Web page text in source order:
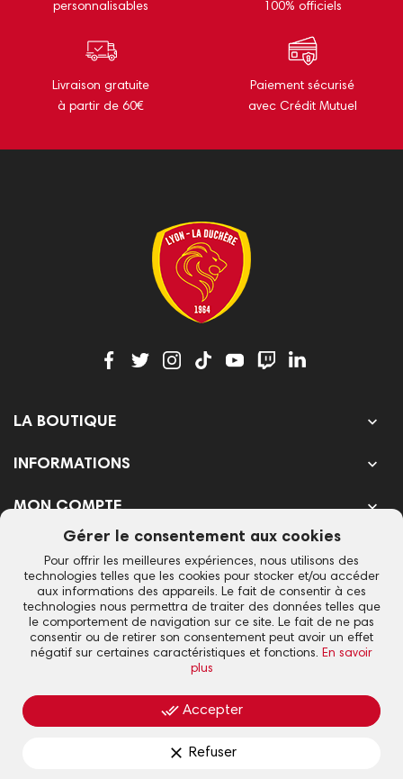
personnalisables
100% officiels
Livraison gratuite
à partir de 60€
Paiement sécurisé
avec Crédit Mutuel
LA BOUTIQUE 
INFORMATIONS 
MON COMPTE 
Votre adresse e-mail est uniquement utilisée pour vous envoyer notre
newsletter et des informations sur les activités de Lyon La Duchère. Vous
pouvez toujours utiliser le lien de désinscription inclus dans la newsletter.
Gérer le consentement aux cookies
Pour offrir les meilleures expériences, nous utilisons des
technologies telles que les cookies pour stocker et/ou accéder
aux informations des appareils. Le fait de consentir à ces
technologies nous permettra de traiter des données telles que
le comportement de navigation sur ce site. Le fait de ne pas
consentir ou de retirer son consentement peut avoir un effet
négatif sur certaines caractéristiques et fonctions. En savoir
plus
done_all Accepter
clear Refuser